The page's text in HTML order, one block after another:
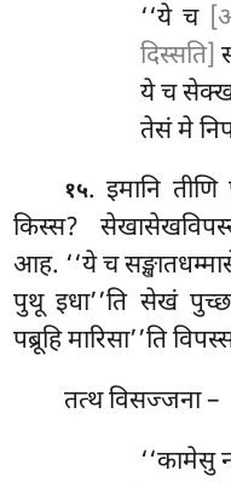
‘‘ये च
दिस्सति]
ये च
तेसं मे
१५. इमानि तीणि
किस्स?
आह. ‘‘ये च
पुथू इधा’’ति सेखं
पब्रूहि मारिसा’’ति
तत्थ विसज्जना –
‘‘कामेसु